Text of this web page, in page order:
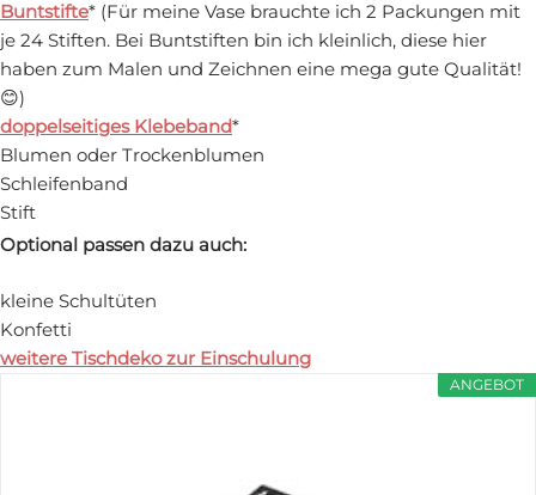
Buntstifte* (Für meine Vase brauchte ich 2 Packungen mit
je 24 Stiften. Bei Buntstiften bin ich kleinlich, diese hier
haben zum Malen und Zeichnen eine mega gute Qualität!
😊)
doppelseitiges Klebeband*
Blumen oder Trockenblumen
Schleifenband
Stift
Optional passen dazu auch:
kleine Schultüten
Konfetti
weitere Tischdeko zur Einschulung
ANGEBOT